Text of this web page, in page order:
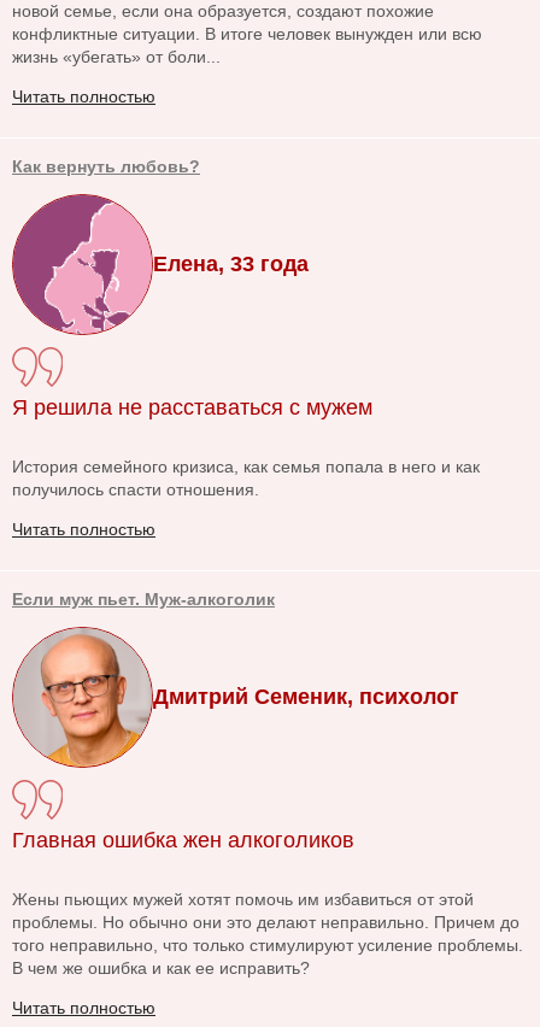
новой семье, если она образуется, создают похожие
конфликтные ситуации. В итоге человек вынужден или всю
жизнь «убегать» от боли...
Читать полностью
Как вернуть любовь?
Елена, 33 года
Я решила не расставаться с мужем
История семейного кризиса, как семья попала в него и как
получилось спасти отношения.
Читать полностью
Если муж пьет. Муж-алкоголик
Дмитрий Семеник, психолог
Главная ошибка жен алкоголиков
Жены пьющих мужей хотят помочь им избавиться от этой
проблемы. Но обычно они это делают неправильно. Причем до
того неправильно, что только стимулируют усиление проблемы.
В чем же ошибка и как ее исправить?
Читать полностью